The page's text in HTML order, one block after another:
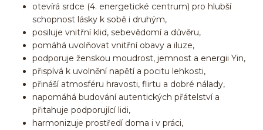
otevírá srdce (4. energetické centrum) pro hlubší
schopnost lásky k sobě i druhým,
posiluje vnitřní klid, sebevědomí a důvěru,
pomáhá uvolňovat vnitřní obavy a iluze,
podporuje ženskou moudrost, jemnost a energii Yin,
přispívá k uvolnění napětí a pocitu lehkosti,
přináší atmosféru hravosti, flirtu a dobré nálady,
napomáhá budování autentických přátelství a
přitahuje podporující lidi,
harmonizuje prostředí doma i v práci,